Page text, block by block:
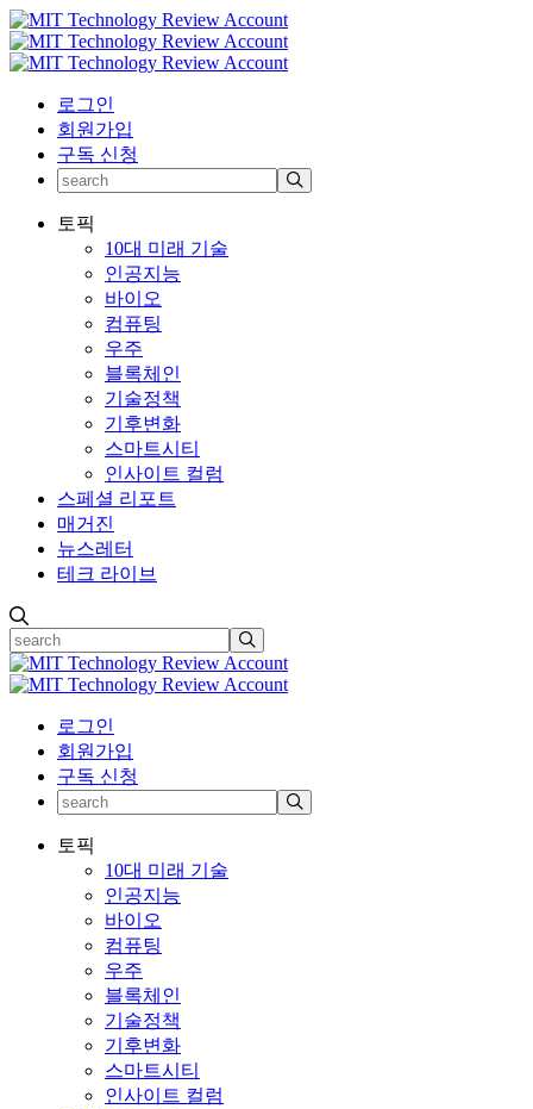
로그인
회원가입
구독 신청
토픽
10대 미래 기술
인공지능
바이오
컴퓨팅
우주
블록체인
기술정책
기후변화
스마트시티
인사이트 컬럼
스페셜 리포트
매거진
뉴스레터
테크 라이브
로그인
회원가입
구독 신청
토픽
10대 미래 기술
인공지능
바이오
컴퓨팅
우주
블록체인
기술정책
기후변화
스마트시티
인사이트 컬럼